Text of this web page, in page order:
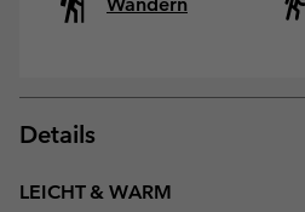
Details
LEICHT & WARM